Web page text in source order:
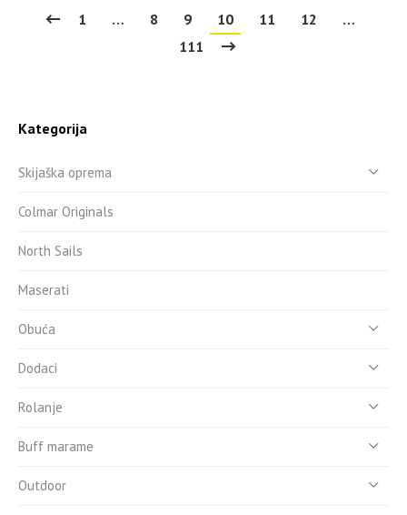
1 … 8 9 10 11 12
…
111
Kategorija
Skijaška oprema
Colmar Originals
North Sails
Maserati
Obuća
Dodaci
Rolanje
Buff marame
Outdoor